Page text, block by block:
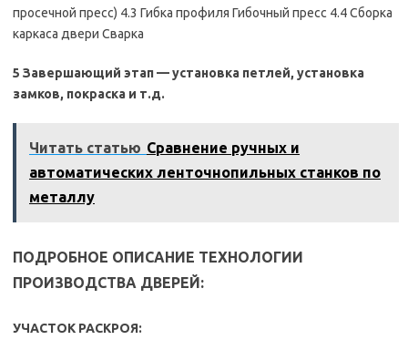
просечной пресс) 4.3 Гибка профиля Гибочный пресс 4.4 Сборка
каркаса двери Сварка
5 Завершающий этап — установка петлей, установка
замков, покраска и т.д.
Читать статью Сравнение ручных и
автоматических ленточнопильных станков по
металлу
ПОДРОБНОЕ ОПИСАНИЕ ТЕХНОЛОГИИ
ПРОИЗВОДСТВА ДВЕРЕЙ:
УЧАСТОК РАСКРОЯ: